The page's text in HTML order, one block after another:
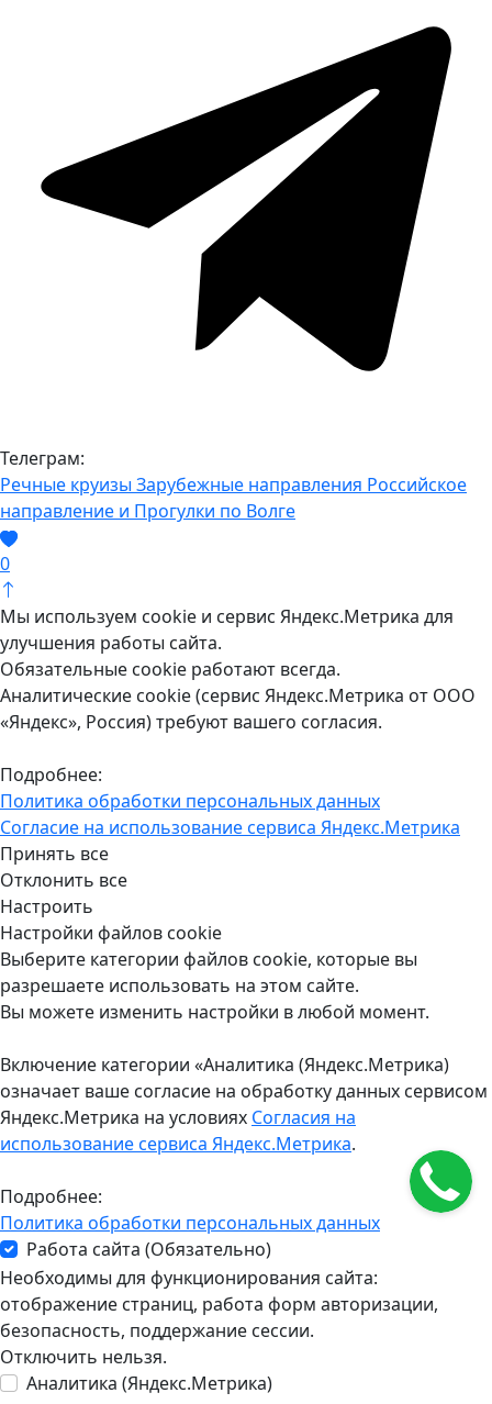
Телеграм:
Речные круизы Зарубежные направления Российское
направление и Прогулки по Волге
0
Мы используем cookie и сервис Яндекс.Метрика для
улучшения работы сайта.
Обязательные cookie работают всегда.
Аналитические cookie (сервис Яндекс.Метрика от ООО
«Яндекс», Россия) требуют вашего согласия.
Подробнее:
Политика обработки персональных данных
Согласие на использование сервиса Яндекс.Метрика
Принять все
Отклонить все
Настроить
Настройки файлов cookie
Выберите категории файлов cookie, которые вы
разрешаете использовать на этом сайте.
Вы можете изменить настройки в любой момент.
Включение категории «Аналитика (Яндекс.Метрика)
означает ваше согласие на обработку данных сервисом
Яндекс.Метрика на условиях Согласия на
использование сервиса Яндекс.Метрика.
Подробнее:
Политика обработки персональных данных
Работа сайта (Обязательно)
Необходимы для функционирования сайта:
отображение страниц, работа форм авторизации,
безопасность, поддержание сессии.
Отключить нельзя.
Аналитика (Яндекс.Метрика)